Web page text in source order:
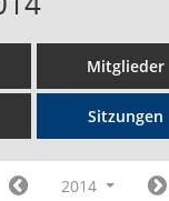
Mitglieder
Sitzungen
2014